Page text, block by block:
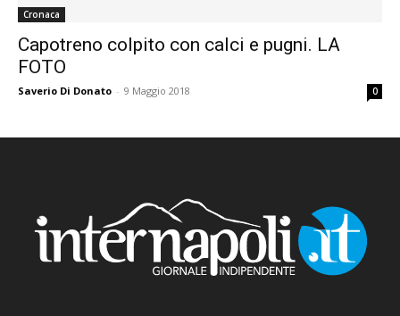
Cronaca
Capotreno colpito con calci e pugni. LA
FOTO
Saverio Di Donato - 9 Maggio 2018 0